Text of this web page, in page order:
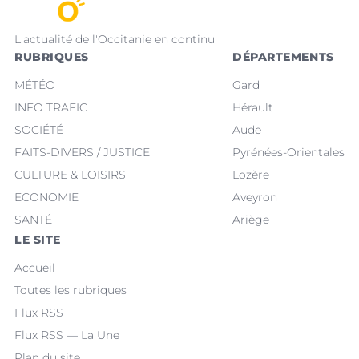
L'actualité de l'Occitanie en continu
RUBRIQUES
MÉTÉO
INFO TRAFIC
SOCIÉTÉ
FAITS-DIVERS / JUSTICE
CULTURE & LOISIRS
ECONOMIE
SANTÉ
DÉPARTEMENTS
Gard
Hérault
Aude
Pyrénées-Orientales
Lozère
Aveyron
Ariège
LE SITE
Accueil
Toutes les rubriques
Flux RSS
Flux RSS — La Une